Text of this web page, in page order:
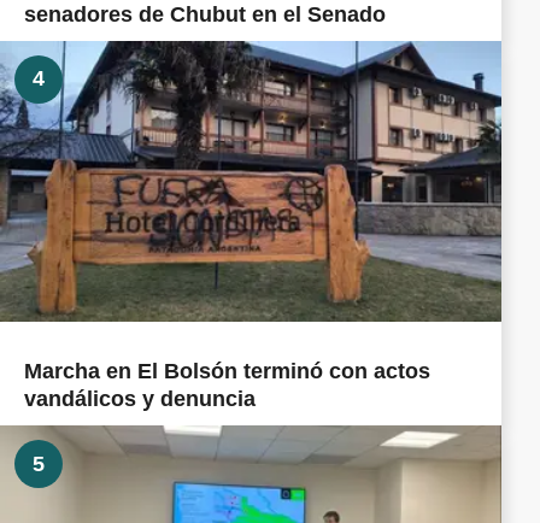
senadores de Chubut en el Senado
4
Marcha en El Bolsón terminó con actos
vandálicos y denuncia
5